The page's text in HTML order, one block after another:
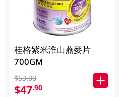
桂格紫米淮山燕麥片
700GM
$53.00
$47.90